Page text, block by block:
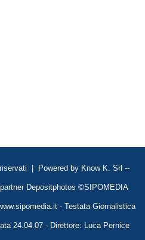
| Powered by Know K. Srl --
Depositphotos ©SIPOMEDIA
- Testata Giornalistica
24.04.07 - Direttore: Luca Pernice